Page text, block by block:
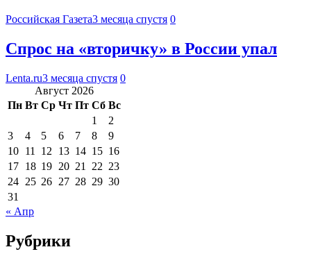
Российская Газета3 месяца спустя 0
Спрос на «вторичку» в России упал
Lenta.ru3 месяца спустя 0
Август 2026
Пн Вт Ср Чт Пт Сб Вс
1
2
3
4 5 6 7 8
9
10 11 12 13 14 15 16
17 18 19 20 21 22 23
24 25 26 27 28 29 30
31
« Апр
Рубрики